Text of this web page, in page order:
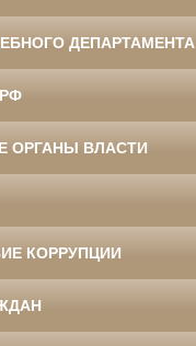
ДЕПАРТАМЕНТА
ОРГАНЫ ВЛАСТИ
КОРРУПЦИИ